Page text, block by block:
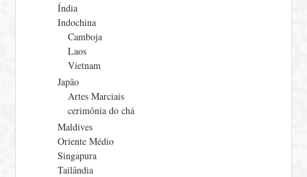
Índia
Indochina
Camboja
Laos
Vietnam
Japão
Artes Marciais
cerimônia do chá
Maldives
Oriente Médio
Singapura
Tailândia